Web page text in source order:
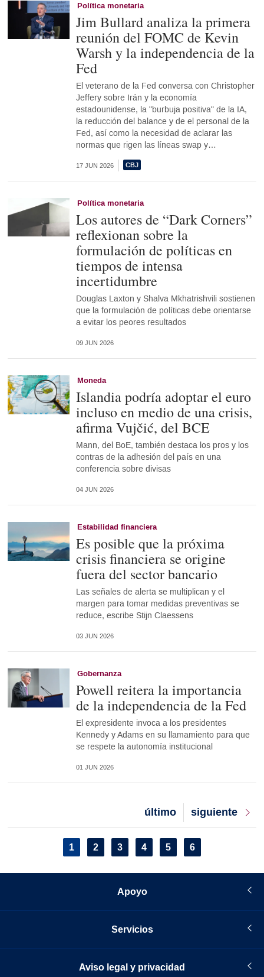
Política monetaria
Jim Bullard analiza la primera
reunión del FOMC de Kevin
Warsh y la independencia de la
Fed
El veterano de la Fed conversa con Christopher
Jeffery sobre Irán y la economía
estadounidense, la "burbuja positiva" de la IA,
la reducción del balance y de el personal de la
Fed, así como la necesidad de aclarar las
normas que rigen las líneas swap y…
17 JUN 2026
Política monetaria
Los autores de “Dark Corners”
reflexionan sobre la
formulación de políticas en
tiempos de intensa
incertidumbre
Douglas Laxton y Shalva Mkhatrishvili sostienen
que la formulación de políticas debe orientarse
a evitar los peores resultados
09 JUN 2026
Moneda
Islandia podría adoptar el euro
incluso en medio de una crisis,
afirma Vujčić, del BCE
Mann, del BoE, también destaca los pros y los
contras de la adhesión del país en una
conferencia sobre divisas
04 JUN 2026
Estabilidad financiera
Es posible que la próxima
crisis financiera se origine
fuera del sector bancario
Las señales de alerta se multiplican y el
margen para tomar medidas preventivas se
reduce, escribe Stijn Claessens
03 JUN 2026
Gobernanza
Powell reitera la importancia
de la independencia de la Fed
El expresidente invoca a los presidentes
Kennedy y Adams en su llamamiento para que
se respete la autonomía institucional
01 JUN 2026
Next
page
siguiente
Last
page
último
PaginationCurrent
page
1 Page
2 Page
3 Page
4 Page
5 Page
6
Apoyo
Servicios
Aviso legal y privacidad